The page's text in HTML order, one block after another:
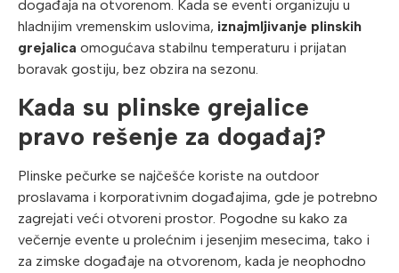
događaja na otvorenom. Kada se eventi organizuju u
hladnijim vremenskim uslovima, iznajmljivanje plinskih
grejalica omogućava stabilnu temperaturu i prijatan
boravak gostiju, bez obzira na sezonu.
Kada su plinske grejalice
pravo rešenje za događaj?
Plinske pečurke se najčešće koriste na outdoor
proslavama i korporativnim događajima, gde je potrebno
zagrejati veći otvoreni prostor. Pogodne su kako za
večernje evente u prolećnim i jesenjim mesecima, tako i
za zimske događaje na otvorenom, kada je neophodno